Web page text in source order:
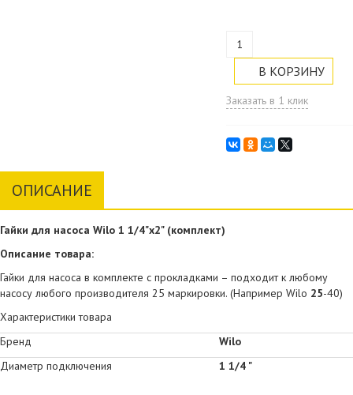
Заказать в 1 клик
ОПИСАНИЕ
Гайки для насоса Wilo 1 1/4"х2" (комплект)
Описание товара:
Гайки для насоса в комплекте с прокладками – подходит к любому
насосу любого производителя 25 маркировки. (Например Wilo 25-40)
Характеристики товара
Бренд
Wilo
Диаметр подключения
1 1/4 "